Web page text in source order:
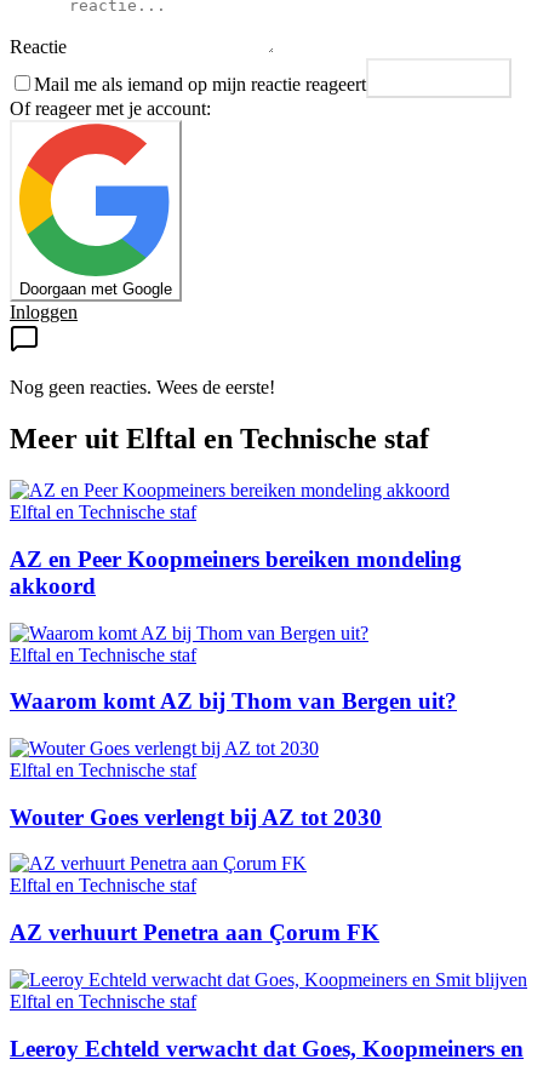
Reactie
Mail me als iemand op mijn reactie reageert
Of reageer met je account:
Doorgaan met Google
Inloggen
Nog geen reacties. Wees de eerste!
Meer uit Elftal en Technische staf
Elftal en Technische staf
AZ en Peer Koopmeiners bereiken mondeling
akkoord
Elftal en Technische staf
Waarom komt AZ bij Thom van Bergen uit?
Elftal en Technische staf
Wouter Goes verlengt bij AZ tot 2030
Elftal en Technische staf
AZ verhuurt Penetra aan Çorum FK
Elftal en Technische staf
Leeroy Echteld verwacht dat Goes, Koopmeiners en